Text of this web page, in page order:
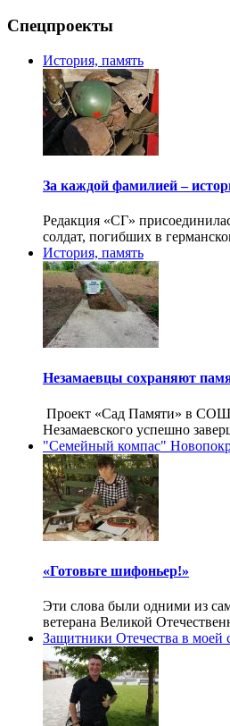
Спецпроекты
История, память
За каждой фамилией –
Редакция «СГ»
солдат, погибших в
История, память
Незамаевцы сохраняют
Проект «Сад Памяти» в
Незамаевского успешно
"Семейный компас"
«Готовьте шифоньер!»
Эти слова были одними из
ветерана Великой
Защитники Отечества в моей